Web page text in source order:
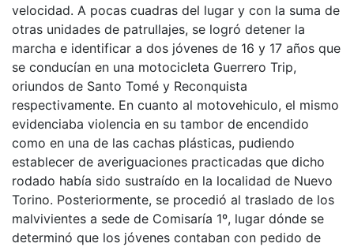
velocidad. A pocas cuadras del lugar y con la suma de
otras unidades de patrullajes, se logró detener la
marcha e identificar a dos jóvenes de 16 y 17 años que
se conducían en una motocicleta Guerrero Trip,
oriundos de Santo Tomé y Reconquista
respectivamente. En cuanto al motovehiculo, el mismo
evidenciaba violencia en su tambor de encendido
como en una de las cachas plásticas, pudiendo
establecer de averiguaciones practicadas que dicho
rodado había sido sustraído en la localidad de Nuevo
Torino. Posteriormente, se procedió al traslado de los
malvivientes a sede de Comisaría 1º, lugar dónde se
determinó que los jóvenes contaban con pedido de